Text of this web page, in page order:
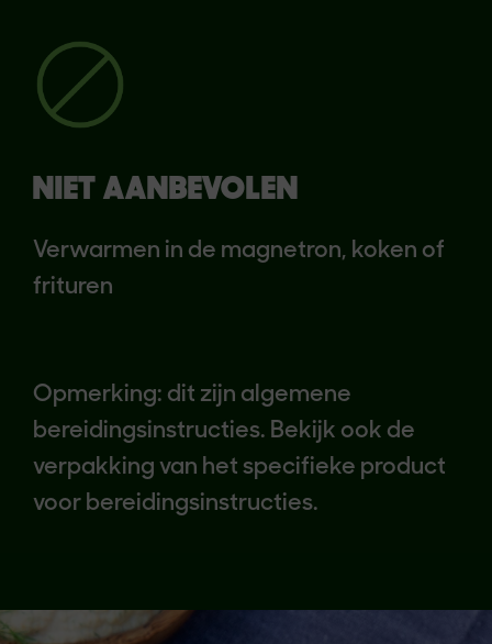
NIET AANBEVOLEN
Verwarmen in de magnetron, koken of
frituren
Opmerking: dit zijn algemene
bereidingsinstructies. Bekijk ook de
verpakking van het specifieke product
voor bereidingsinstructies.